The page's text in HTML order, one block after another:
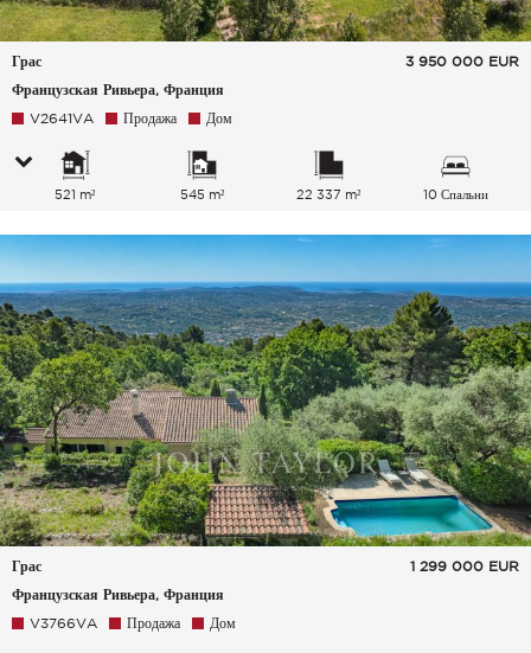
Грас
Французская Ривьера, Франция
3 950 000 EUR
V2641VA Продажа Дом
521 m² 545 m² 22 337 m² 10 Спальни
Грас
Французская Ривьера, Франция
1 299 000 EUR
V3766VA Продажа Дом